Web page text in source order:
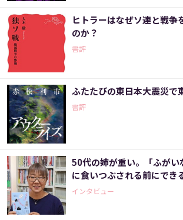
ヒトラーはなぜソ連と戦争
のか？
書評
ふたたびの東日本大震災で
書評
50代の姉が重い。「ふがい
に食いつぶされる前にでき
インタビュー